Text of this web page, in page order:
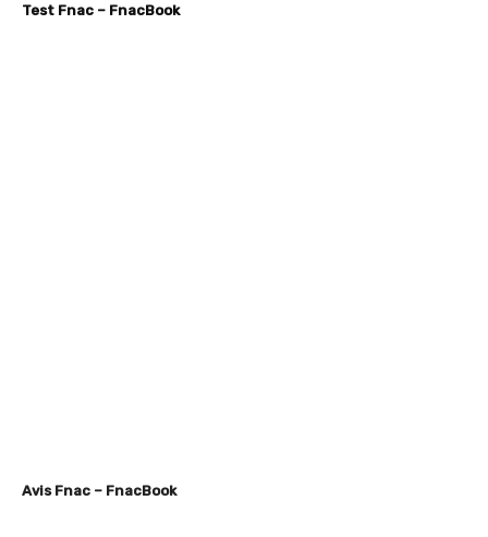
Test Fnac – FnacBook
Avis Fnac – FnacBook